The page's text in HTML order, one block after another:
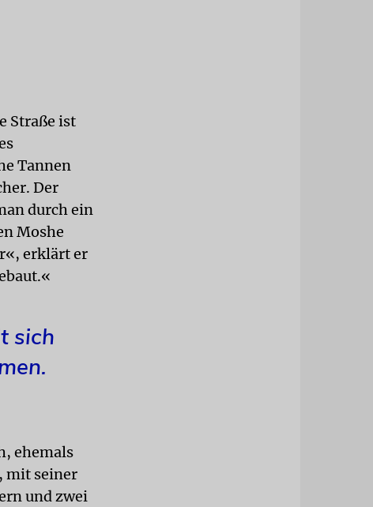
Straße ist
Tannen
Der
durch ein
Moshe
erklärt er
sich
ehemals
mit seiner
und zwei